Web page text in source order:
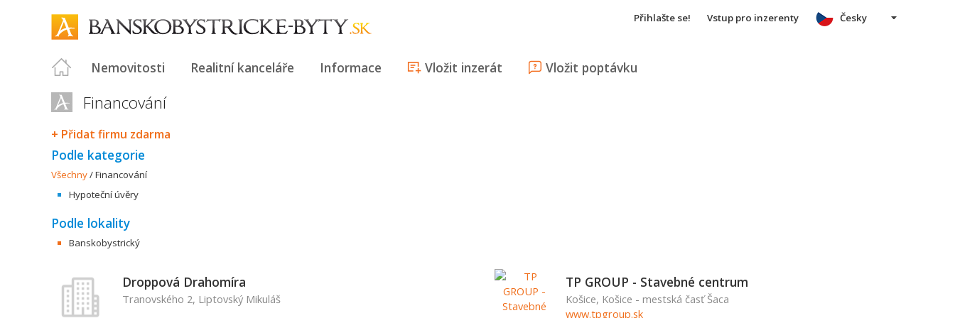
Přihlašte se! Vstup pro inzerenty
Nemovitosti Realitní kanceláře Informace Vložit inzerát Vložit poptávku
Česky
Financování
+ Přidat firmu zdarma
Podle kategorie
Všechny/Financování
Hypoteční úvěry
Podle lokality
Banskobystrický
Droppová Drahomíra
Tranovského 2, Liptovský Mikuláš
TP GROUP - Stavebné centrum
Košice, Košice - mestská časť Šaca
www.tpgroup.sk